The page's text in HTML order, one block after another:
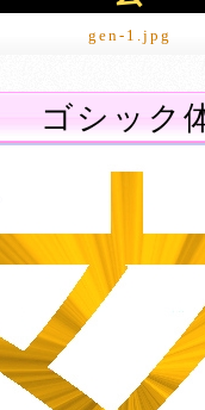
gen-1.jpg
ゴシック